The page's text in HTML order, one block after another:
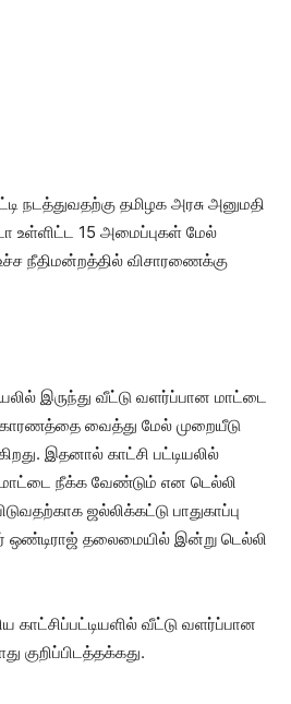
நடத்துவதற்கு தமிழக அரசு அனுமதி
உள்ளிட்ட 15 அமைப்புகள் மேல்
நீதிமன்றத்தில் விசாரணைக்கு
இருந்து வீட்டு வளர்ப்பான மாட்டை
வைத்து மேல் முறையீடு
இதனால் காட்சி பட்டியலில்
மாட்டை நீக்க வேண்டும் என டெல்லி
ஜல்லிக்கட்டு பாதுகாப்பு
ஒண்டிராஜ் தலைமையில் இன்று டெல்லி
காட்சிப்பட்டியளில் வீட்டு வளர்ப்பான
குறிப்பிடத்தக்கது.